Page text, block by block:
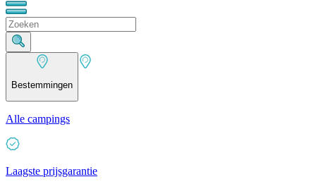
Bestemmingen
Alle campings
Laagste prijsgarantie